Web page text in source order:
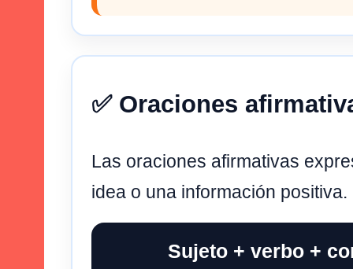
✅ Oraciones
Las oraciones afirmativas
idea o una información positiva.
Sujeto + verbo +